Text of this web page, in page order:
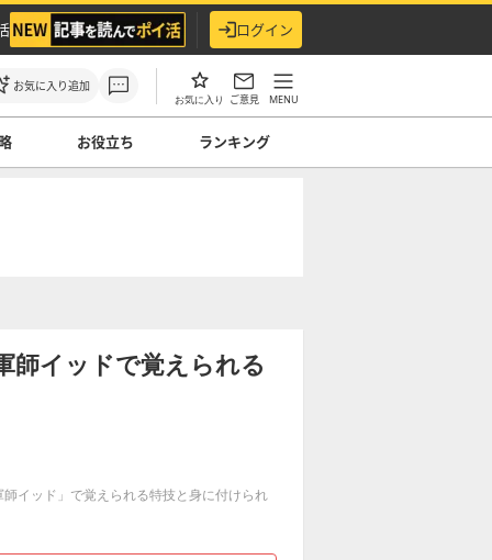
ログイン
お気に入り追加
お気に入り ご意見 MENU
お役立ち ランキング
師イッドで覚えられる
イッド」で覚えられる特技と身に付けられ